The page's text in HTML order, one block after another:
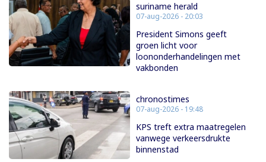
suriname herald
07-aug-2026 - 20:03
President Simons geeft
groen licht voor
loononderhandelingen met
vakbonden
chronostimes
07-aug-2026 - 19:48
KPS treft extra maatregelen
vanwege verkeersdrukte
binnenstad